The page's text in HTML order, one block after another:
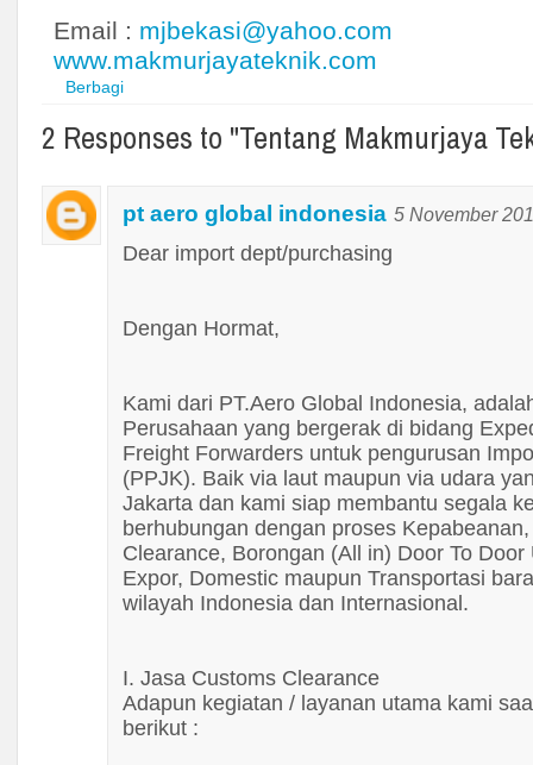
Multipro
Nankai
Onda
OPT
Orange
Oscar
Panasonic
Petrova
Rubi
Email : mjbekasi@yahoo.com
www.makmurjayateknik.com
Berbagi
2 Responses to "Tentang Makmurjaya
pt aero global indonesia 5 November
Dear import dept/purchasing
Dengan Hormat,
Kami dari PT.Aero Global Indonesia,
Perusahaan yang bergerak di bidang
Freight Forwarders untuk pengurusan
(PPJK). Baik via laut maupun via udara
Jakarta dan kami siap membantu segala
berhubungan dengan proses
Clearance, Borongan (All in) Door To
Expor, Domestic maupun Transportasi
wilayah Indonesia dan Internasional.
I. Jasa Customs Clearance
Adapun kegiatan / layanan utama kami
berikut :